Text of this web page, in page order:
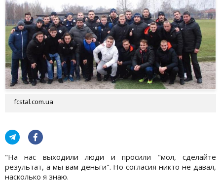
fcstal.com.ua
"На нас выходили люди и просили "мол, сделайте
результат, а мы вам деньги". Но согласия никто не давал,
насколько я знаю.